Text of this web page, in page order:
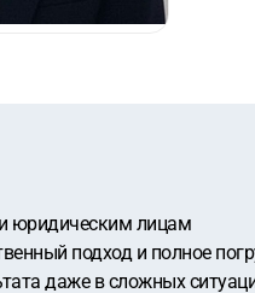
юридическим лицам
подход и полное
даже в сложных